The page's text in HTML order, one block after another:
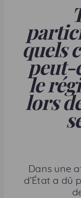
quels
peut-
le
lors
Dans une
d’État a dû